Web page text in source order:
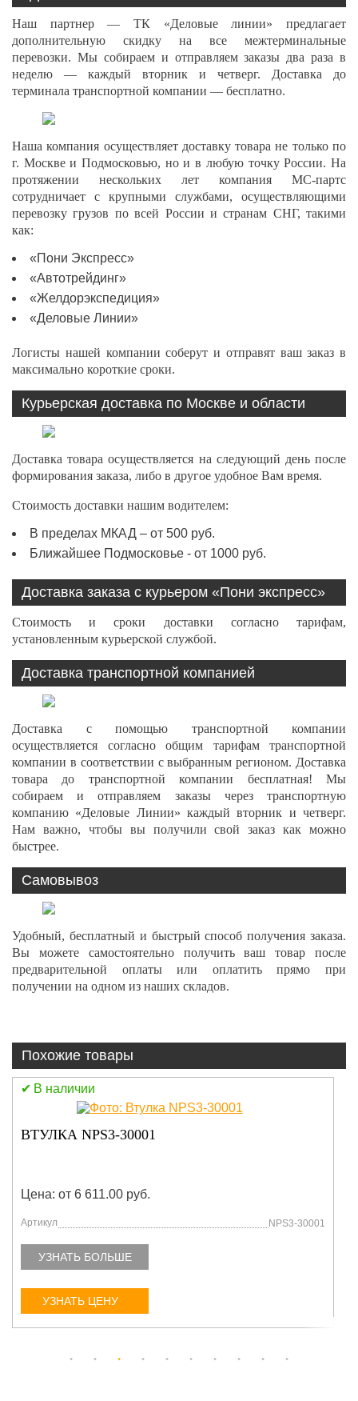
Наш партнер — ТК «Деловые линии» предлагает
дополнительную скидку на все межтерминальные
перевозки. Мы собираем и отправляем заказы два раза в
неделю — каждый вторник и четверг. Доставка до
терминала транспортной компании — бесплатно.
Наша компания осуществляет доставку товара не только по
г. Москве и Подмосковью, но и в любую точку России. На
протяжении нескольких лет компания МС-партс
сотрудничает с крупными службами, осуществляющими
перевозку грузов по всей России и странам СНГ, такими
как:
«Пони Экспресс»
«Автотрейдинг»
«Желдорэкспедиция»
«Деловые Линии»
Логисты нашей компании соберут и отправят ваш заказ в
максимально короткие сроки.
Курьерская доставка по Москве и области
Доставка товара осуществляется на следующий день после
формирования заказа, либо в другое удобное Вам время.
Стоимость доставки нашим водителем:
В пределах МКАД – от 500 руб.
Ближайшее Подмосковье - от 1000 руб.
Доставка заказа с курьером «Пони экспресс»
Стоимость и сроки доставки согласно тарифам,
установленным курьерской службой.
Доставка транспортной компанией
Доставка с помощью транспортной компании
осуществляется согласно общим тарифам транспортной
компании в соответствии с выбранным регионом. Доставка
товара до транспортной компании бесплатная! Мы
собираем и отправляем заказы через транспортную
компанию «Деловые Линии» каждый вторник и четверг.
Нам важно, чтобы вы получили свой заказ как можно
быстрее.
Самовывоз
Удобный, бесплатный и быстрый способ получения заказа.
Вы можете самостоятельно получить ваш товар после
предварительной оплаты или оплатить прямо при
получении на одном из наших складов.
Похожие товары
В наличии
ВТУЛКА NPS3-30001
Цена: от 6 611.00 руб.
Артикул NPS3-30001
УЗНАТЬ БОЛЬШЕ
УЗНАТЬ ЦЕНУ